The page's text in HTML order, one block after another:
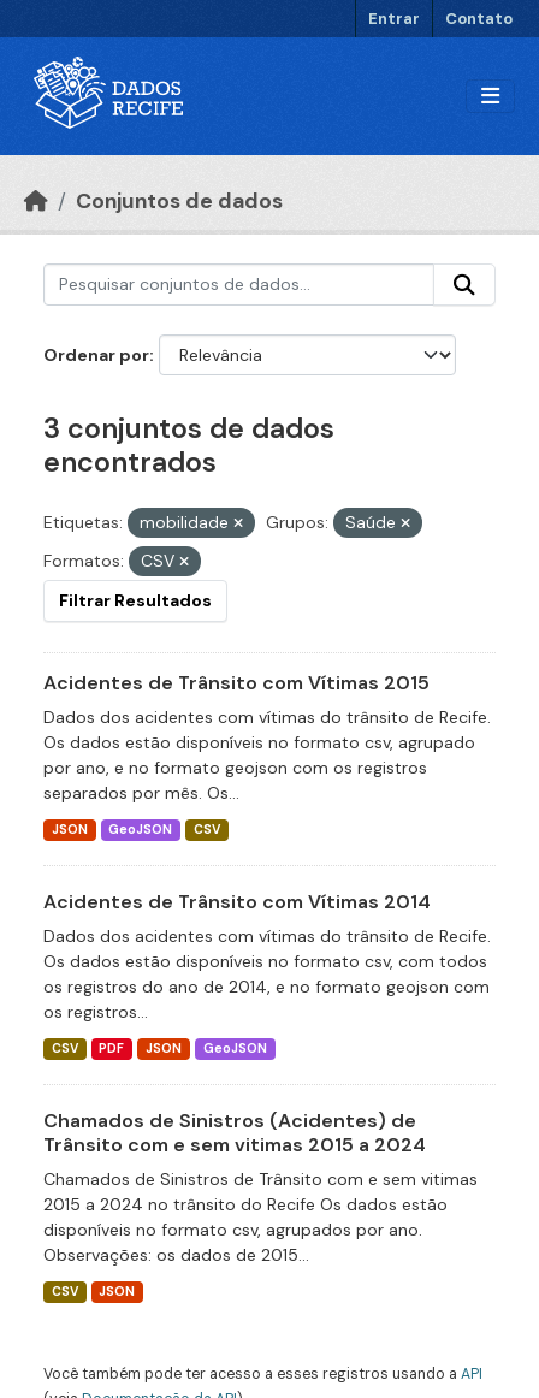
Entrar Contato
Conjuntos de dados
Ordenar por
3 conjuntos de dados
encontrados
Etiquetas: mobilidade Grupos:
Saúde
Formatos:
CSV
Filtrar Resultados
Acidentes de Trânsito com Vítimas 2015
Dados dos acidentes com vítimas do trânsito de Recife.
Os dados estão disponíveis no formato csv, agrupado
por ano, e no formato geojson com os registros
separados por mês. Os...
JSON GeoJSON CSV
Acidentes de Trânsito com Vítimas 2014
Dados dos acidentes com vítimas do trânsito de Recife.
Os dados estão disponíveis no formato csv, com todos
os registros do ano de 2014, e no formato geojson com
os registros...
CSV PDF JSON GeoJSON
Chamados de Sinistros (Acidentes) de
Trânsito com e sem vitimas 2015 a 2024
Chamados de Sinistros de Trânsito com e sem vitimas
2015 a 2024 no trânsito do Recife Os dados estão
disponíveis no formato csv, agrupados por ano.
Observações: os dados de 2015...
CSV JSON
Você também pode ter acesso a esses registros usando a API